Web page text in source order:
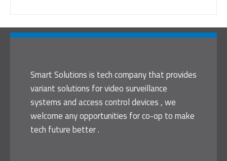
Smart Solutions is tech company that provides
variant solutions for video surveillance
systems and access control devices , we
welcome any opportunities for co-op to make
tech future better .